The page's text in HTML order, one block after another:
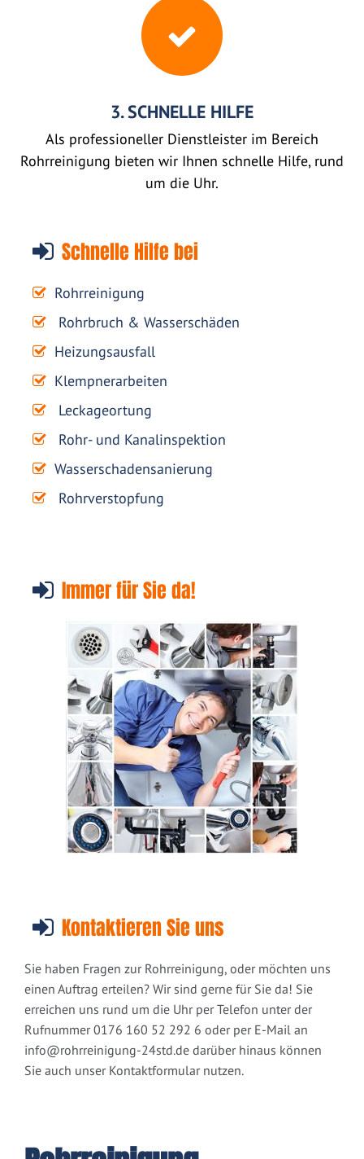
3. SCHNELLE HILFE
Als professioneller Dienstleister im Bereich
Rohrreinigung bieten wir Ihnen schnelle Hilfe, rund
um die Uhr.
Schnelle Hilfe bei
Rohrreinigung
Rohrbruch & Wasserschäden
Heizungsausfall
Klempnerarbeiten
Leckageortung
Rohr- und Kanalinspektion
Wasserschadensanierung
Rohrverstopfung
Immer für Sie da!
Kontaktieren Sie uns
Sie haben Fragen zur Rohrreinigung, oder möchten uns
einen Auftrag erteilen? Wir sind gerne für Sie da! Sie
erreichen uns rund um die Uhr per Telefon unter der
Rufnummer 0176 160 52 292 6 oder per E-Mail an
info@rohrreinigung-24std.de darüber hinaus können
Sie auch unser Kontaktformular nutzen.